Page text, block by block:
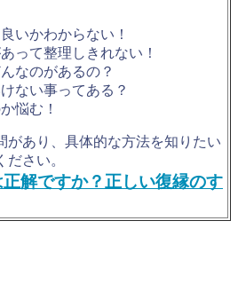
いかわからない！
って整理しきれない！
なのがあるの？
ない事ってある？
悩む！
があり、具体的な方法を知りたい
さい。
解ですか？正しい復縁のす